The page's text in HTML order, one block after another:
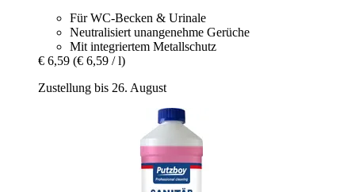
Für WC-Becken & Urinale
Neutralisiert unangenehme Gerüche
Mit integriertem Metallschutz
€ 6,59 (€ 6,59 / l)
Zustellung bis 26. August